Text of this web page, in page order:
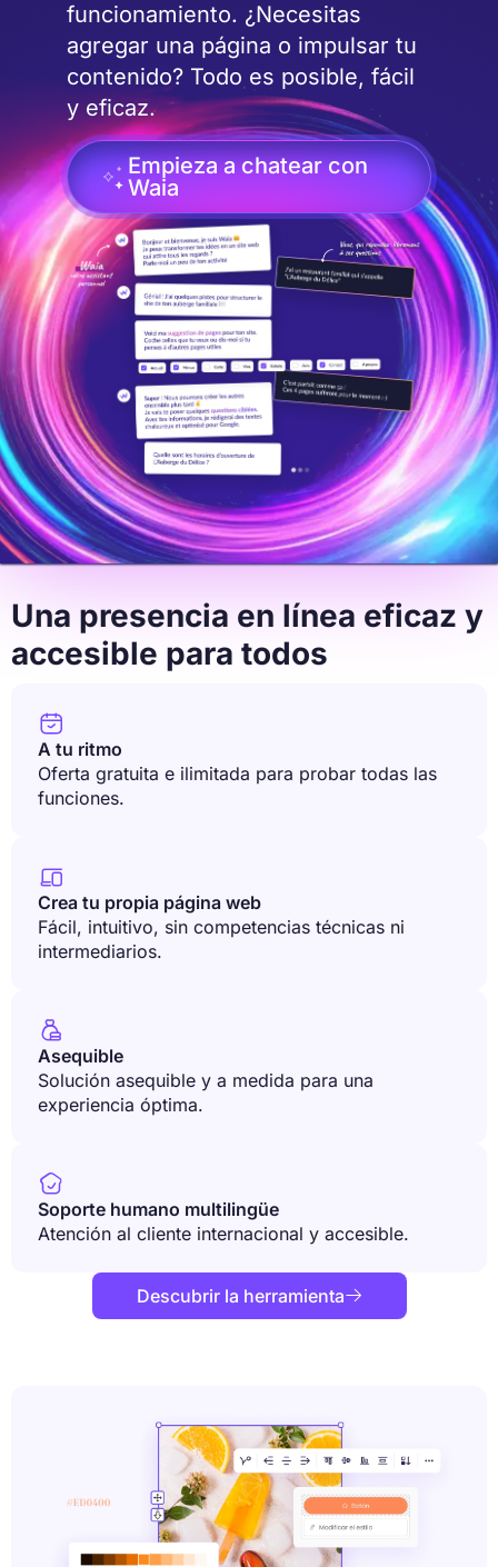
funcionamiento. ¿Necesitas
agregar una página o impulsar tu
contenido? Todo es posible, fácil
y eficaz.
Empieza a chatear con
Waia
Una presencia en línea eficaz y
accesible para todos

A tu ritmo
Oferta gratuita e ilimitada para probar todas las
funciones.

Crea tu propia página web
Fácil, intuitivo, sin competencias técnicas ni
intermediarios.

Asequible
Solución asequible y a medida para una
experiencia óptima.

Soporte humano multilingüe
Atención al cliente internacional y accesible.

Descubrir la herramienta